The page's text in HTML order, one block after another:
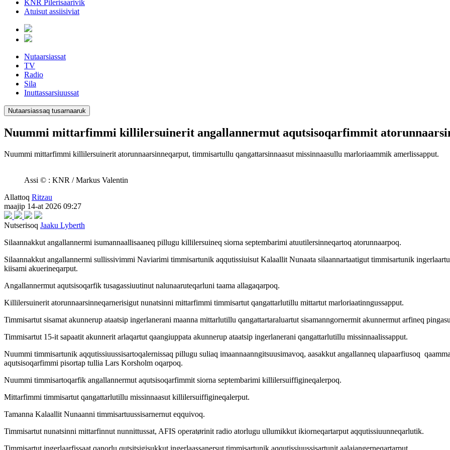
KNR Pilerisaarivik
Atuisut assiisiviat
Nutaarsiassat
TV
Radio
Sila
Inuttassarsiuussat
Nutaarsiassaq tusarnaaruk
Nuummi mittarfimmi killilersuinerit angallannermut aqutsisoqarfimmit
Nuummi mittarfimmi killilersuinerit atorunnaarsinneqarput, timmisartullu qangattarsinnaasut missinnaasullu marloriaammik amerlissapput.
Assi © : KNR / Markus Valentin
Allattoq Ritzau
maajip 14-at 2026 09:27
Nutserisoq Jaaku Lyberth
Silaannakkut angallannermi isumannaallisaaneq pillugu killilersuineq siorna septembarimi atuutilersinneqartoq atorunnaarpoq.
Silaannakkut angallannermi sullissivimmi Naviarimi timmisartunik aqqutissiuisut Kalaallit Nunaata silaannartaatigut timmisartunik
kiisami akuerineqarput.
Angallannermut aqutsisoqarfik tusagassiuutinut nalunaaruteqarluni taama allagaqarpoq.
Killilersuinerit atorunnaarsinneqarnerisigut nunatsinni mittarfimmi timmisartut qangattarlutillu mittartut marloriaatinngussapput.
Timmisartut sisamat akunnerup ataatsip ingerlanerani maanna mittarlutillu qangattartaraluartut sisamanngornermit akunnermut arfineq
Timmisartut 15-it sapaatit akunnerit arlaqartut qaangiuppata akunnerup ataatsip ingerlanerani qangattarlutillu missinnaalissapput.
Nuummi timmisartunik aqqutissiuussisartoqalernissaq pillugu suliaq imaannaanngitsuusimavoq, aasakkut angallanneq ulapaarfiusoq
aqutsisoqarfimmi pisortap tullia Lars Korsholm oqarpoq.
Nuummi timmisartoqarfik angallannermut aqutsisoqarfimmit siorna septembarimi killilersuiffigineqalerpoq.
Mittarfimmi timmisartut qangattarlutillu missinnaasut killilersuiffigineqalerput.
Tamanna Kalaallit Nunaanni timmisartuussisarnernut eqquivoq.
Timmisartut nunatsinni mittarfinnut nunnittussat, AFIS operatørinit radio atorlugu ullumikkut ikiorneqartarput aqqutissiuunneqarlutik.
Timmisartut ingerlaarfissaat qanorlu qutsitsigisukkut ingerlaassanersut timmisartunik aqqutissiuussisartunit aalajangerneqartarput.